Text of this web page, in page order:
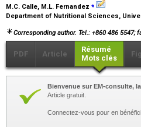
M.C. Calle, M.L. Fernandez ⁎
Department of Nutritional Sciences,
Corresponding author. Tel.: +860 486 5547;
PDF Article
Résumé
Mots clés
Bienvenue sur EM-consulte,
Article gratuit.
Connectez-vous pour en